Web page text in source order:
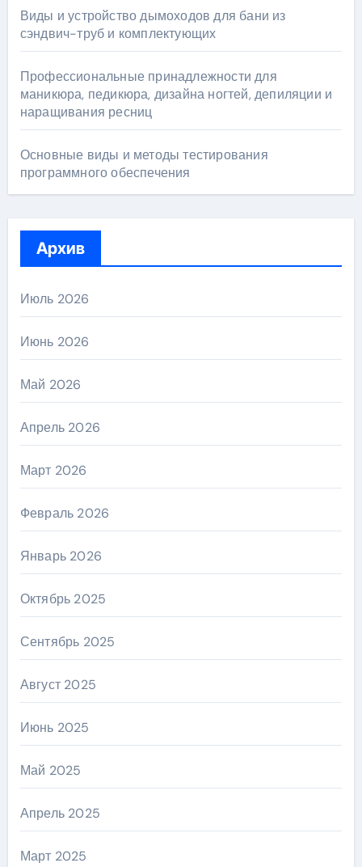
Виды и устройство дымоходов для бани из
сэндвич-труб и комплектующих
Профессиональные принадлежности для
маникюра, педикюра, дизайна ногтей, депиляции и
наращивания ресниц
Основные виды и методы тестирования
программного обеспечения
Архив
Июль 2026
Июнь 2026
Май 2026
Апрель 2026
Март 2026
Февраль 2026
Январь 2026
Октябрь 2025
Сентябрь 2025
Август 2025
Июнь 2025
Май 2025
Апрель 2025
Март 2025